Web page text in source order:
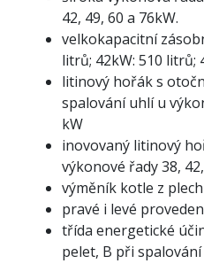
42, 49, 60 a 76kW.
velkokapacitní
litrů; 42kW: 510 litrů;
litinový hořák s
spalování uhlí u
kW
inovovaný litinový
výkonové řady 38,
výměník kotle z
pravé i levé
třída energetické
pelet, B při